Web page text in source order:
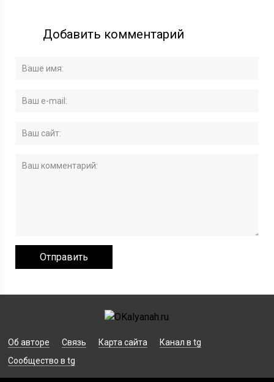
Добавить комментарий
Об авторе Связь Карта сайта
Канал в tg
Сообщество в tg